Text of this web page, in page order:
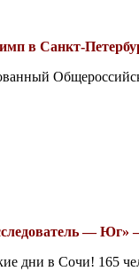
в Санкт-
— Юг»
дни в Сочи! 165